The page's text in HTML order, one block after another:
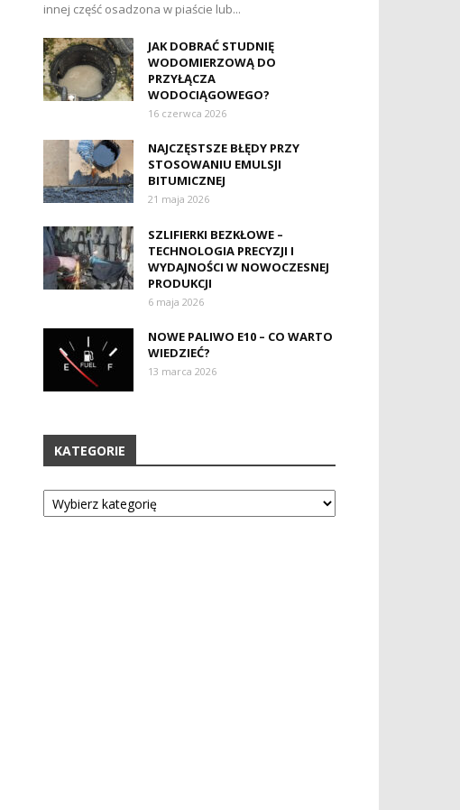
innej część osadzona w piaście lub...
JAK DOBRAĆ STUDNIĘ
WODOMIERZOWĄ DO
PRZYŁĄCZA
WODOCIĄGOWEGO?
16 czerwca 2026
NAJCZĘSTSZE BŁĘDY PRZY
STOSOWANIU EMULSJI
BITUMICZNEJ
21 maja 2026
SZLIFIERKI BEZKŁOWE –
TECHNOLOGIA PRECYZJI I
WYDAJNOŚCI W NOWOCZESNEJ
PRODUKCJI
6 maja 2026
NOWE PALIWO E10 – CO WARTO
WIEDZIEĆ?
13 marca 2026
KATEGORIE
Kategorie